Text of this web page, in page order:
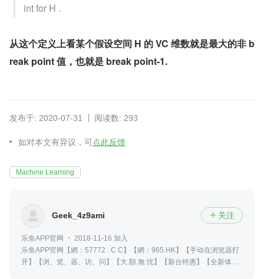
int for H .
从这个定义上看某个假设空间 H 的 VC 维数就是最大的非 b
reak point 值，也就是 break point-1.
发布于: 2020-07-31 阅读数: 293
如对本文有异议，可点此反馈
Machine Learning
Geek_4z9ami  关注
乐鱼APP官网
2018-11-16 加入
乐鱼APP官网【網：57772 . C C】【網：965.HK】【手动在浏览器打
开】【浏、览、器、访、问】【大.額.無.忧】【新台特惠】【全新体